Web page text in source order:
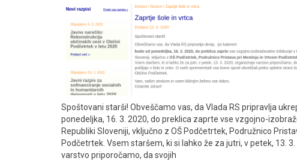
Spoštovani starši! Obveščamo vas, da Vlada RS pripravlja
ponedeljka, 16. 3. 2020, do preklica zaprte vse vzgojno-
Republiki Sloveniji, vključno z OŠ Podčetrtek, Podružnico
Podčetrtek. Vsem staršem, ki si lahko že za jutri, v petek, 13.
varstvo priporočamo, da svojih